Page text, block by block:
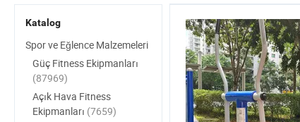
Katalog
Spor ve Eğlence Malzemeleri
Güç Fitness Ekipmanları
(87969)
Açık Hava Fitness
Ekipmanları (7659)